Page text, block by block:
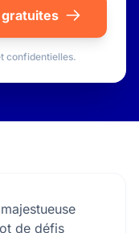
confidentielles.
de défis